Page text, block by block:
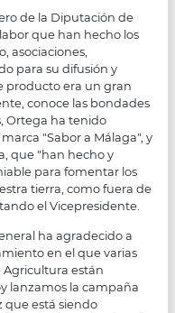
de la Diputación de
que han hecho los
asociaciones,
para su difusión y
producto era un gran
conoce las bondades
Ortega ha tenido
"Sabor a Málaga", y
que "han hecho y
para fomentar los
tierra, como fuera de
el Vicepresidente.
ha agradecido a
en el que varias
Agricultura están
lanzamos la campaña
está siendo